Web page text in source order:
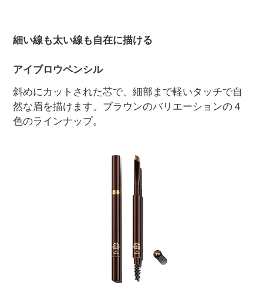
細い線も太い線も自在に描ける
アイブロウペンシル
斜めにカットされた芯で、細部まで軽いタッチで自
然な眉を描けます。ブラウンのバリエーションの４
色のラインナップ。